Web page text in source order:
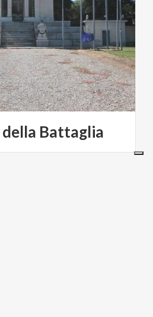
della Battaglia